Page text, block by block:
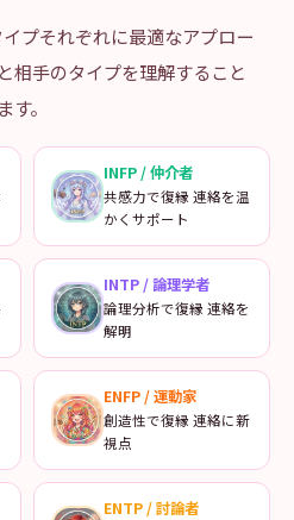
プそれぞれに最適なアプロー
相手のタイプを理解すること
。
INFP/仲介者
共感力で復縁 連絡を温
かくサポート
INTP/論理学者
論理分析で復縁 連絡を
解明
ENFP/運動家
創造性で復縁 連絡に新
視点
ENTP/討論者